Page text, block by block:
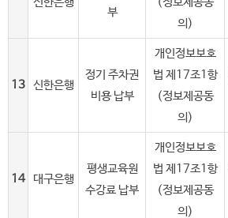
부
의)
13 신한은행
정기 주차권
비용 납부
개인정보보호
법 제17조1항
(정보제공동
의)
14 대구은행
평생교육원
수강료 납부
개인정보보호
법 제17조1항
(정보제공동
의)